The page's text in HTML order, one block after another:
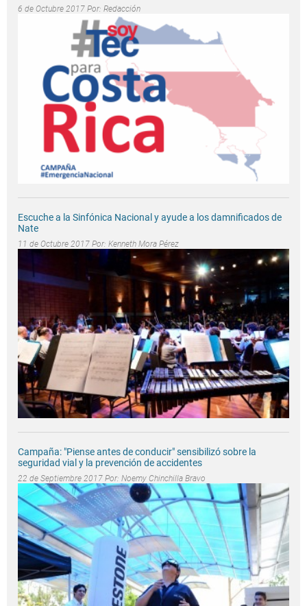
6 de Octubre 2017 Por: Redacción
Escuche a la Sinfónica Nacional y ayude a los damnificados de
Nate
11 de Octubre 2017 Por: Kenneth Mora Pérez
Campaña: "Piense antes de conducir" sensibilizó sobre la
seguridad vial y la prevención de accidentes
22 de Septiembre 2017 Por: Noemy Chinchilla Bravo